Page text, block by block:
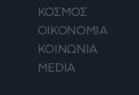
ΚΟΣΜΟΣ
ΟΙΚΟΝΟΜΙΑ
ΚΟΙΝΩΝΙΑ
MEDIA